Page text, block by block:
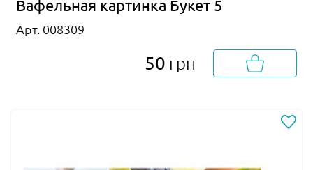
Вафельная картинка Букет 5
Арт. 008309
50 грн